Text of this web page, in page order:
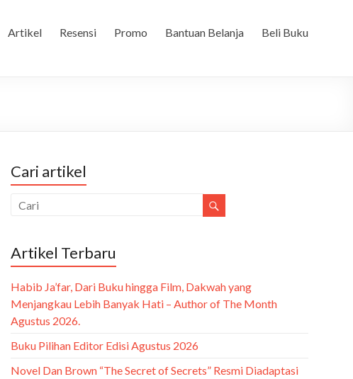
Artikel Resensi Promo Bantuan Belanja Beli Buku
Cari artikel
Artikel Terbaru
Habib Ja’far, Dari Buku hingga Film, Dakwah yang
Menjangkau Lebih Banyak Hati – Author of The Month
Agustus 2026.
Buku Pilihan Editor Edisi Agustus 2026
Novel Dan Brown “The Secret of Secrets” Resmi Diadaptasi